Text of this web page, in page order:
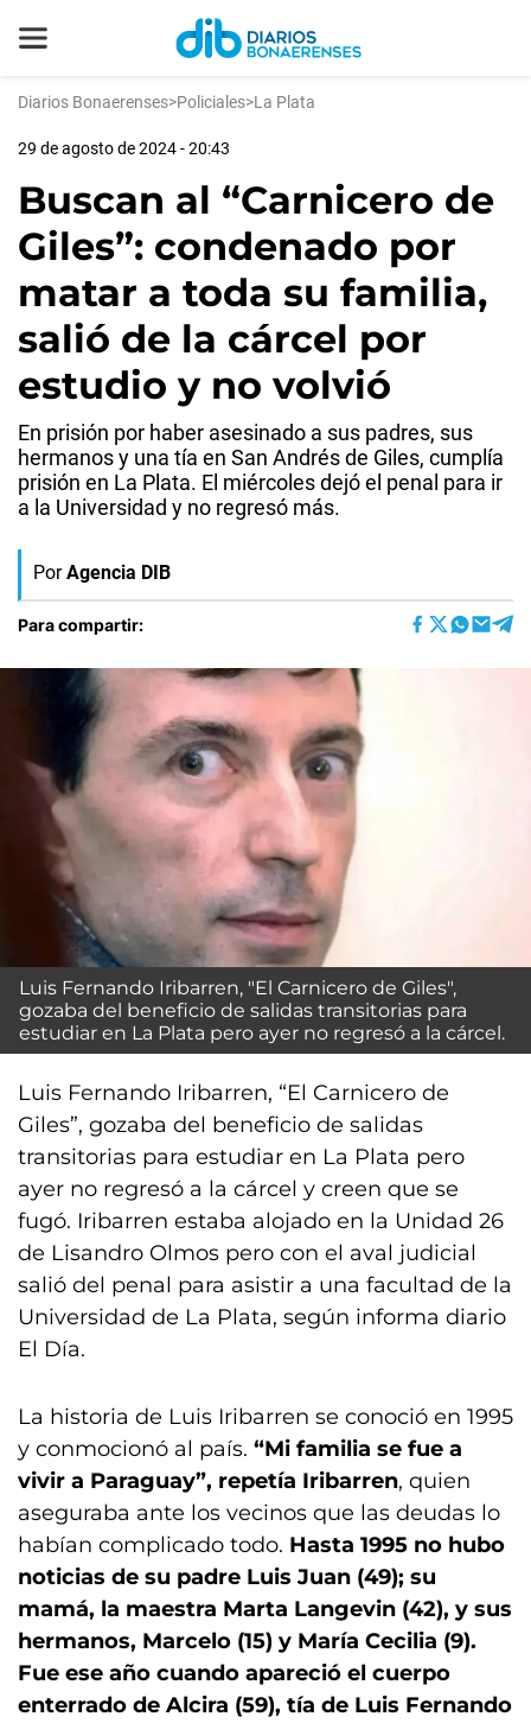
Diarios Bonaerenses>Policiales>La Plata
29 de agosto de 2024 - 20:43
Buscan al “Carnicero de
Giles”: condenado por
matar a toda su familia,
salió de la cárcel por
estudio y no volvió
En prisión por haber asesinado a sus padres, sus
hermanos y una tía en San Andrés de Giles, cumplía
prisión en La Plata. El miércoles dejó el penal para ir
a la Universidad y no regresó más.
Por Agencia DIB
Para compartir:
Luis Fernando Iribarren, "El Carnicero de Giles",
gozaba del beneficio de salidas transitorias para
estudiar en La Plata pero ayer no regresó a la cárcel.
Luis Fernando Iribarren, “El Carnicero de
Giles”, gozaba del beneficio de salidas
transitorias para estudiar en La Plata pero
ayer no regresó a la cárcel y creen que se
fugó. Iribarren estaba alojado en la Unidad 26
de Lisandro Olmos pero con el aval judicial
salió del penal para asistir a una facultad de la
Universidad de La Plata, según informa diario
El Día.
La historia de Luis Iribarren se conoció en 1995
y conmocionó al país. “Mi familia se fue a
vivir a Paraguay”, repetía Iribarren, quien
aseguraba ante los vecinos que las deudas lo
habían complicado todo. Hasta 1995 no hubo
noticias de su padre Luis Juan (49); su
mamá, la maestra Marta Langevin (42), y sus
hermanos, Marcelo (15) y María Cecilia (9).
Fue ese año cuando apareció el cuerpo
enterrado de Alcira (59), tía de Luis Fernando